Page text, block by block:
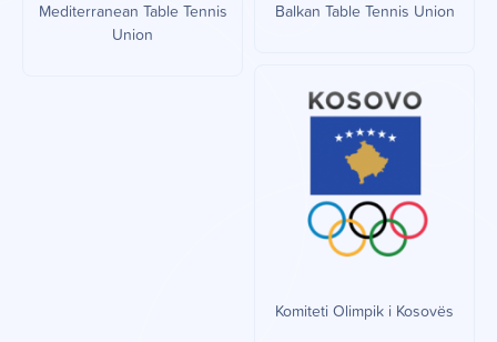
Mediterranean Table Tennis
Union
Balkan Table Tennis Union
Komiteti Olimpik i Kosovës